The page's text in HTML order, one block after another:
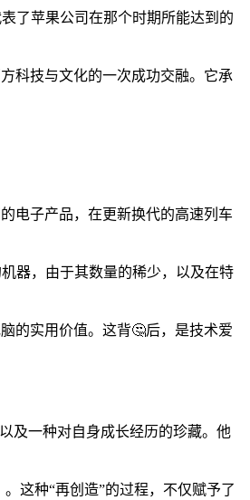
了苹果公司在那个时期所能达到的
科技与文化的一次成功交融。它承
电子产品，在更新换代的高速列车
器，由于其数量的稀少，以及在特
的实用价值。这背🤔后，是技术爱
及一种对自身成长经历的珍藏。他
这种“再创造”的过程，不仅赋予了